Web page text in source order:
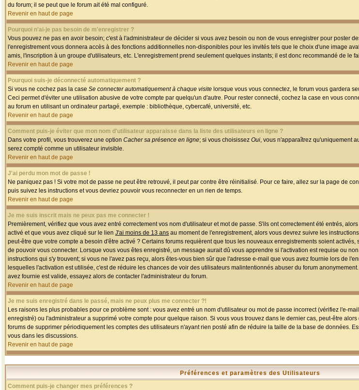
du forum; il se peut que le forum ait été mal configuré.
Revenir en haut de page
Pourquoi n'ai-je pas besoin de m'enregistrer ?
Vous pouvez ne pas en avoir besoin; c'est à l'administrateur de décider si vous avez besoin ou non de vous enregistrer pour poster
l'enregistrement vous donnera accès à des fonctions additionnelles non-disponibles pour les invités tels que le choix d'une image
amis, l'inscription à un groupe d'utilisateurs, etc. L'enregistrement prend seulement quelques instants; il est donc recommandé de le
Revenir en haut de page
Pourquoi suis-je déconnecté automatiquement ?
Si vous ne cochez pas la case Se connecter automatiquement à chaque visite lorsque vous vous connectez, le forum vous gardera
Ceci permet d'éviter une utilisation abusive de votre compte par quelqu'un d'autre. Pour rester connecté, cochez la case en vous
au forum en utilisant un ordinateur partagé, exemple : bibliothèque, cybercafé, université, etc.
Revenir en haut de page
Comment puis-je éviter que mon nom d'utilisateur apparaisse dans la liste des utilisateurs en ligne ?
Dans votre profil, vous trouverez une option Cacher sa présence en ligne; si vous choisissez Oui, vous n'apparaîtrez qu'uniquement
serez compté comme un utilisateur invisible.
Revenir en haut de page
J'ai perdu mon mot de passe !
Ne paniquez pas ! Si votre mot de passe ne peut être retrouvé, il peut par contre être réinitialisé. Pour ce faire, allez sur la page de
puis suivez les instructions et vous devriez pouvoir vous reconnecter en un rien de temps.
Revenir en haut de page
Je me suis inscrit mais ne peux pas me connecter !
Premièrement, vérifiez que vous avez entré correctement vos nom d'utilisateur et mot de passe. S'ils ont correctement été entrés,
activé et que vous avez cliqué sur le lien J'ai moins de 13 ans au moment de l'enregistrement, alors vous devrez suivre les
peut-être que votre compte a besoin d'être activé ? Certains forums requièrent que tous les nouveaux enregistrements soient
de pouvoir vous connecter. Lorsque vous vous êtes enregistré, un message aurait dû vous apprendre si l'activation est requise ou
instructions qui s'y trouvent; si vous ne l'avez pas reçu, alors êtes-vous bien sûr que l'adresse e-mail que vous avez fournie lors de
lesquelles l'activation est utilisée, c'est de réduire les chances de voir des utilisateurs malintentionnés abuser du forum
avez fournie est valide, essayez alors de contacter l'administrateur du forum.
Revenir en haut de page
Je me suis enregistré dans le passé, mais ne peux plus me connecter ?!
Les raisons les plus probables pour ce problème sont : vous avez entré un nom d'utilisateur ou mot de passe incorrect (vérifiez l'e-
enregistré) ou l'administrateur a supprimé votre compte pour quelque raison. Si vous vous trouvez dans le dernier cas, peut-être
forums de supprimer périodiquement les comptes des utilisateurs n'ayant rien posté afin de réduire la taille de la base de données.
vous dans les discussions.
Revenir en haut de page
Préférences et paramètres des Utilisateurs
Comment puis-je changer mes préférences ?